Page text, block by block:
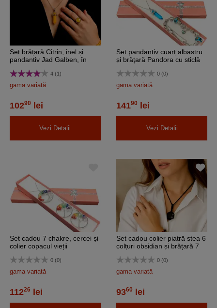
Set brățară Citrin, inel și
pandantiv Jad Galben, în
4 (1)
gama variată
10290 lei
Vezi Detalii
Set pandantiv cuarț albastru
și brățară Pandora cu sticlă
0 (0)
gama variată
14190 lei
Vezi Detalii
Set cadou 7 chakre, cercei și
colier copacul vieții
0 (0)
gama variată
11226 lei
Set cadou colier piatră stea 6
colțuri obsidian și brățară 7
0 (0)
gama variată
9360 lei